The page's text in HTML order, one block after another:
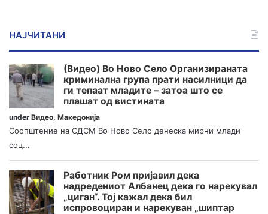
НАЈЧИТАНИ
(Видео) Во Ново Село Организираната
криминална група прати насилници да
ги тепаат младите – затоа што се
плашат од вистината
under Видео, Македонија
Соопштение на СДСМ Во Ново Село денеска мирни млади
соц...
Работник Ром пријавил дека
надредениот Албанец дека го нарекувал
„циган“. Тој кажал дека бил
испровоциран и нарекуван „шиптар